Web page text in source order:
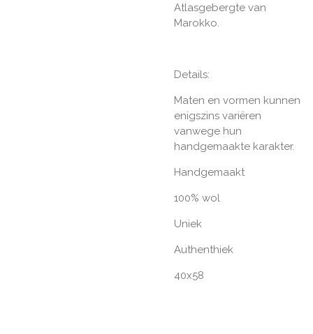
Atlasgebergte van
Marokko.
Details:
Maten en vormen kunnen
enigszins variëren
vanwege hun
handgemaakte karakter.
Handgemaakt
100% wol
Uniek
Authenthiek
40x58